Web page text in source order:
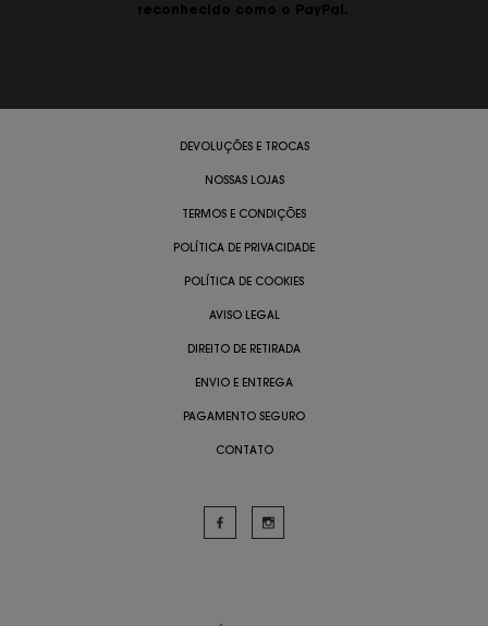
reconhecido como o PayPal.
DEVOLUÇÕES E TROCAS
NOSSAS LOJAS
TERMOS E CONDIÇÕES
POLÍTICA DE PRIVACIDADE
POLÍTICA DE COOKIES
AVISO LEGAL
DIREITO DE RETIRADA
ENVIO E ENTREGA
PAGAMENTO SEGURO
CONTATO